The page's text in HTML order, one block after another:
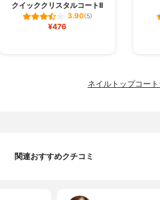
クイッククリスタルコートII
3.90(5)
¥476
ネイルトップコー
関連おすすめクチコミ